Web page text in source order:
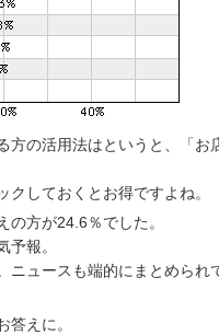
方の活用法はというと、「お
しておくとお得ですよね。
方が24.6％でした。
予報。
ニュースも端的にまとめられ
えに。